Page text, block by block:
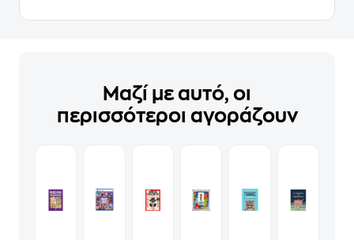
Μαζί με αυτό, οι
περισσότεροι αγοράζουν